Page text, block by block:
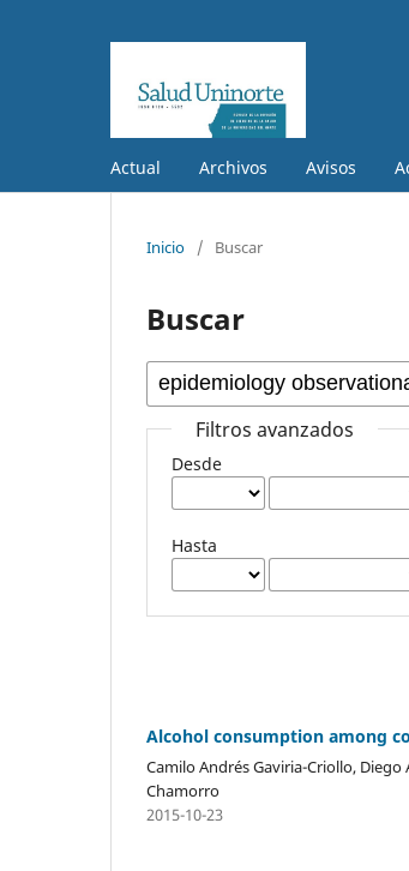
Actual Archivos Avisos
Inicio / Buscar
Buscar
Filtros avanzados
Desde
Hasta
Alcohol consumption among
Camilo Andrés Gaviria-Criollo,
Chamorro
2015-10-23